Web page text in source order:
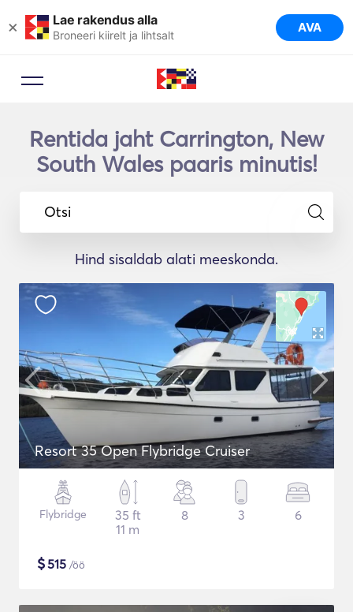
× Lae rakendus alla
Broneeri kiirelt ja lihtsalt AVA
Rentida jaht Carrington, New
South Wales paaris minutis!
Otsi
Hind sisaldab alati meeskonda.
Resort 35 Open Flybridge Cruiser
Flybridge
35 ft
11 m
8 3 6
$515 /öö